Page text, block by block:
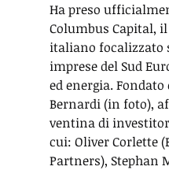
Ha preso
Columbus Capital,
italiano focalizzato
imprese del Sud
ed energia.
Bernardi (in foto),
ventina di
cui: Oliver Corlette
Partners), Stephan